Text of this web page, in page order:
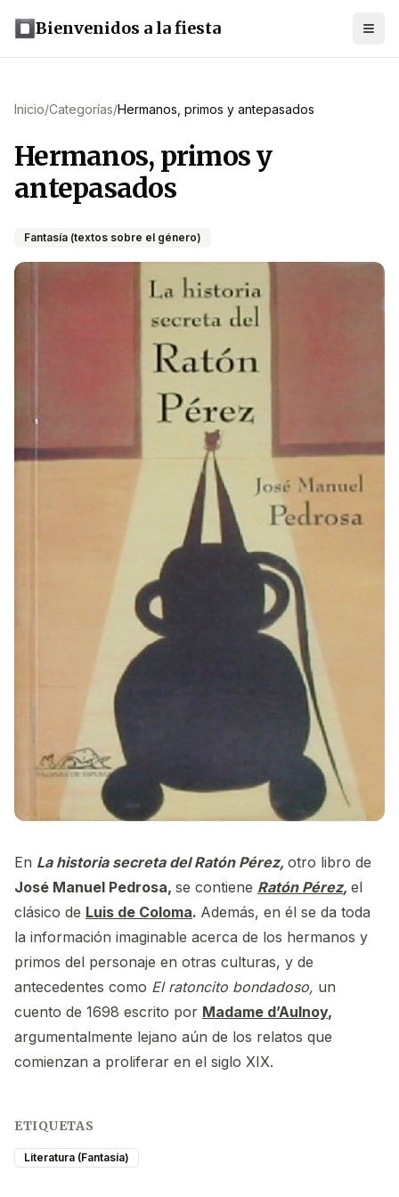
Bienvenidos a la fiesta
Inicio/Categorías/Hermanos, primos y antepasados
Hermanos, primos y
antepasados
Fantasía (textos sobre el género)
En La historia secreta del Ratón Pérez, otro libro de
José Manuel Pedrosa, se contiene Ratón Pérez, el
clásico de Luis de Coloma. Además, en él se da toda
la información imaginable acerca de los hermanos y
primos del personaje en otras culturas, y de
antecedentes como El ratoncito bondadoso, un
cuento de 1698 escrito por Madame d’Aulnoy,
argumentalmente lejano aún de los relatos que
comienzan a proliferar en el siglo XIX.
ETIQUETAS
Literatura (Fantasía)